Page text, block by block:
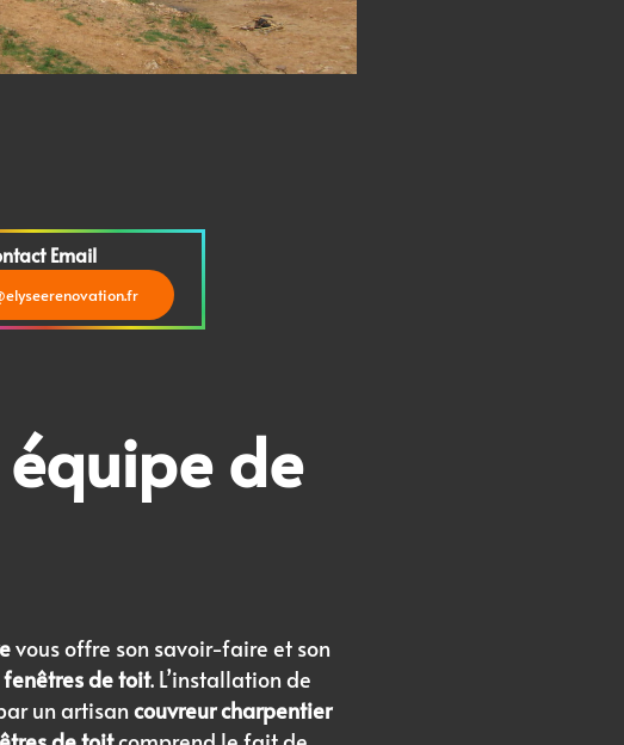
Email
équipe de
vous offre son savoir-faire et son
fenêtres de toit. L’installation de
un artisancouvreur charpentier